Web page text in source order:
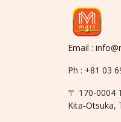
Email :
Ph : +81 03
〒 170-0004
Kita-Otsuka,